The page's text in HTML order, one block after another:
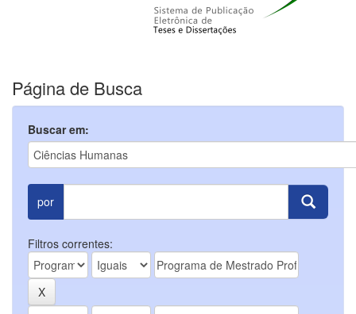
Página de Busca
Buscar em:
por
Filtros correntes: